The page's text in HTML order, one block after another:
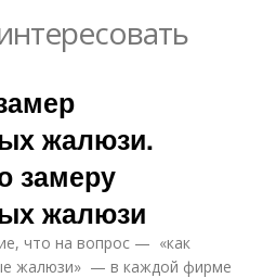
жалюзи.
замеру
жалюзи
что на вопрос — «как
жалюзи» — в каждой фирме